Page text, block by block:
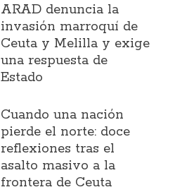
ARAD denuncia la
invasión marroquí de
Ceuta y Melilla y exige
una respuesta de
Estado
Cuando una nación
pierde el norte: doce
reflexiones tras el
asalto masivo a la
frontera de Ceuta